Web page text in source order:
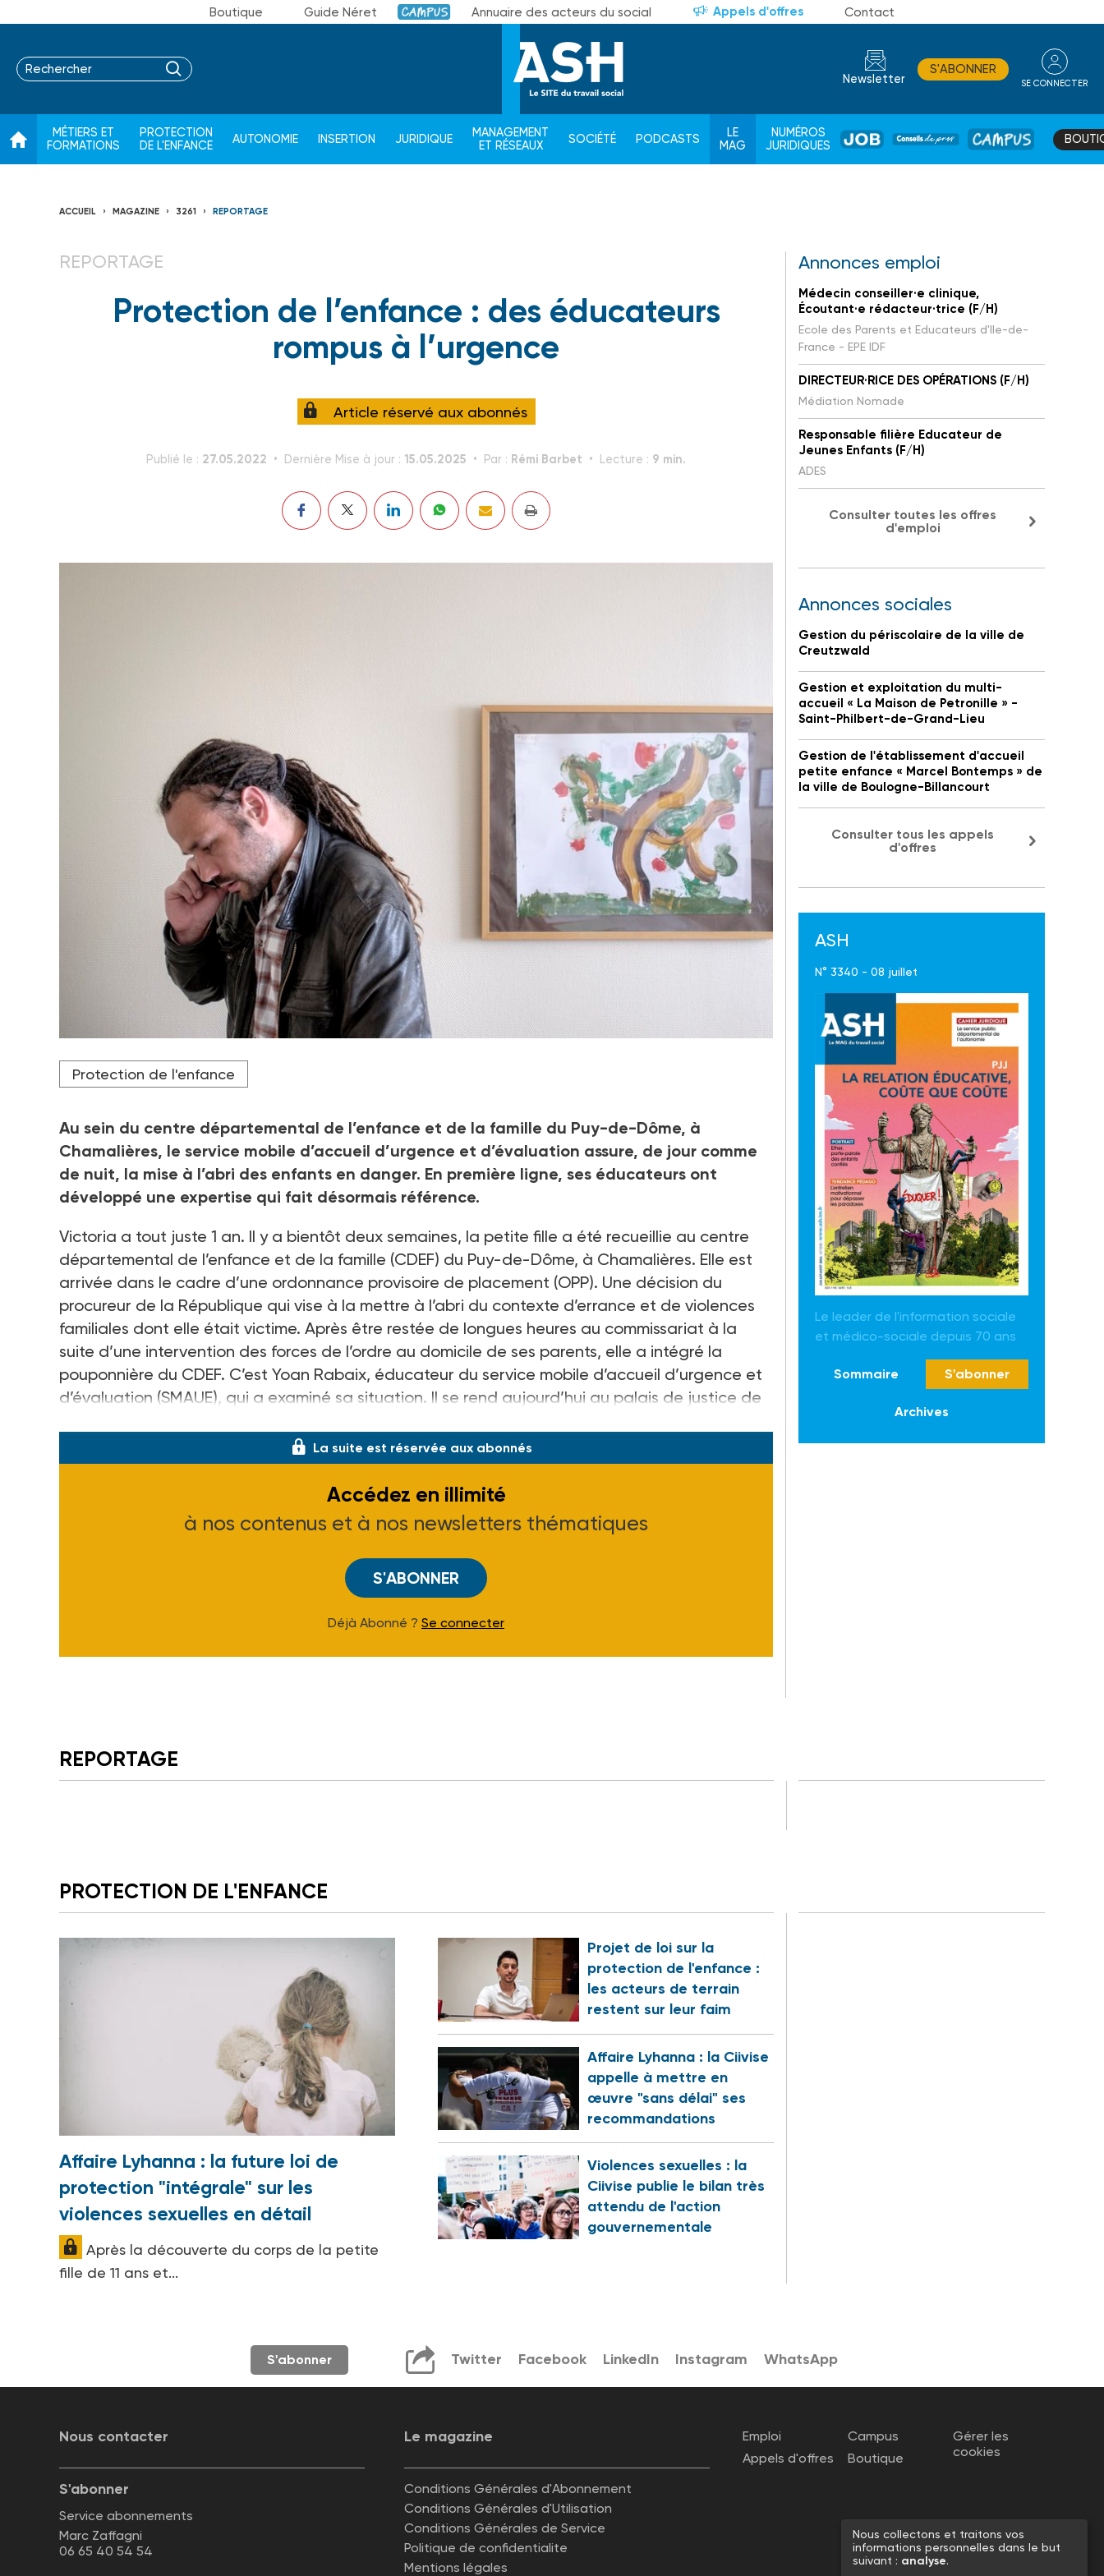
Boutique Guide Néret Campus Annuaire des acteurs du social Appels d'offres Contact
Newsletter
S'ABONNER
SE CONNECTER
MÉTIERS ET
FORMATIONS
PROTECTION
DE L'ENFANCE
AUTONOMIE INSERTION JURIDIQUE
MANAGEMENT
ET RÉSEAUX
SOCIÉTÉ PODCASTS
LE
MAG
NUMÉROS
JURIDIQUES
JOB
DE
CAMPUS
ACCUEIL MAGAZINE 3261 REPORTAGE
REPORTAGE
Protection de l’enfance : des éducateurs
rompus à l’urgence
Article réservé aux abonnés
Publié le : 27.05.2022 Dernière Mise à jour : 15.05.2025 Par : Rémi Barbet Lecture : 9 min.
Pierrick Noblet est le chef de service du SMAUE
Crédit photo Tim Douet
Protection de l'enfance
Au sein du centre départemental de l’enfance et de la famille du Puy-de-Dôme, à
Chamalières, le service mobile d’accueil d’urgence et d’évaluation assure, de jour comme
de nuit, la mise à l’abri des enfants en danger. En première ligne, ses éducateurs ont
développé une expertise qui fait désormais référence.
Victoria a tout juste 1 an. Il y a bientôt deux semaines, la petite fille a été recueillie au centre
départemental de l’enfance et de la famille (CDEF) du Puy-de-Dôme, à Chamalières. Elle est
arrivée dans le cadre d’une ordonnance provisoire de placement (OPP). Une décision du
procureur de la République qui vise à la mettre à l’abri du contexte d’errance et de violences
familiales dont elle était victime. Après être restée de longues heures au commissariat à la
suite d’une intervention des forces de l’ordre au domicile de ses parents, elle a intégré la
pouponnière du CDEF. C’est Yoan Rabaix, éducateur du service mobile d’accueil d’urgence et
d’évaluation (SMAUE), qui a examiné sa situation. Il se rend aujourd’hui au palais de justice de
La suite est réservée aux abonnés
Accédez en illimité
à nos contenus et à nos newsletters thématiques
S'ABONNER
Déjà Abonné ? Se connecter
Annonces emploi
Médecin conseiller·e clinique,
Écoutant·e rédacteur·trice (F/H)
Ecole des Parents et Educateurs d'Ile-de-
France - EPE IDF
DIRECTEUR·RICE DES OPÉRATIONS (F/H)
Médiation Nomade
Responsable filière Educateur de
Jeunes Enfants (F/H)
ADES
Consulter toutes les offres
d'emploi
Annonces sociales
Gestion du périscolaire de la ville de
Creutzwald
Gestion et exploitation du multi-
accueil « La Maison de Petronille » -
Saint-Philbert-de-Grand-Lieu
Gestion de l'établissement d'accueil
petite enfance « Marcel Bontemps » de
la ville de Boulogne-Billancourt
Consulter tous les appels
d'offres
ASH
N° 3340 - 08 juillet
Le leader de l'information sociale
et médico-sociale depuis 70 ans
Sommaire S'abonner
Archives
REPORTAGE
PROTECTION DE L'ENFANCE
Affaire Lyhanna : la future loi de
protection "intégrale" sur les
violences sexuelles en détail
Après la découverte du corps de la petite
fille de 11 ans et...
Projet de loi sur la
protection de l'enfance :
les acteurs de terrain
restent sur leur faim
Affaire Lyhanna : la Ciivise
appelle à mettre en
œuvre "sans délai" ses
recommandations
Violences sexuelles : la
Ciivise publie le bilan très
attendu de l'action
gouvernementale
S'abonner Twitter Facebook LinkedIn Instagram WhatsApp
Nous contacter Le magazine
S'abonner
Service abonnements
Marc Zaffagni
06 65 40 54 54
Conditions Générales d'Abonnement
Conditions Générales d'Utilisation
Conditions Générales de Service
Politique de confidentialite
Mentions légales
Emploi
Appels d'offres
Campus
Boutique
Gérer les
cookies
Nous collectons et traitons vos
informations personnelles dans le but
suivant : analyse.